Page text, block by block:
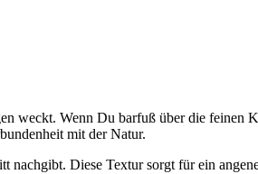
weckt. Wenn Du barfuß über die
mit der Natur.
Diese Textur sorgt für ein